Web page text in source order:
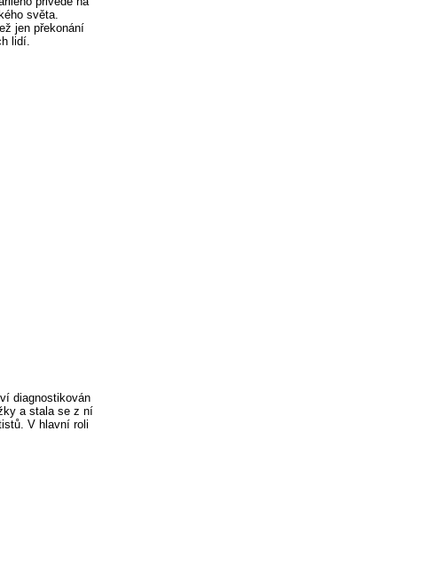
světa.
jen překonání
lidí.
diagnostikován
a stala se z ní
V hlavní roli